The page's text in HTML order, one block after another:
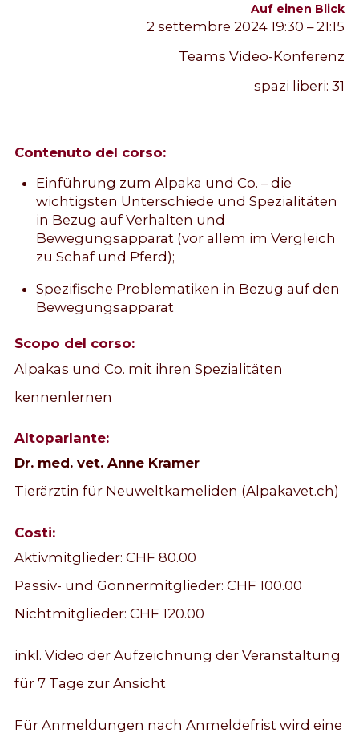
Auf einen Blick
2 settembre 2024 19:30 – 21:15
Teams Video-Konferenz
spazi liberi:31
Contenuto del corso:
Einführung zum Alpaka und Co. – die
wichtigsten Unterschiede und Spezialitäten
in Bezug auf Verhalten und
Bewegungsapparat (vor allem im Vergleich
zu Schaf und Pferd);
Spezifische Problematiken in Bezug auf den
Bewegungsapparat
Scopo del corso:
Alpakas und Co. mit ihren Spezialitäten
kennenlernen
Altoparlante:
Dr. med. vet. Anne Kramer
Tierärztin für Neuweltkameliden (Alpakavet.ch)
Costi:
Aktivmitglieder: CHF 80.00
Passiv- und Gönnermitglieder: CHF 100.00
Nichtmitglieder: CHF 120.00
inkl. Video der Aufzeichnung der Veranstaltung
für 7 Tage zur Ansicht
Für Anmeldungen nach Anmeldefrist wird eine